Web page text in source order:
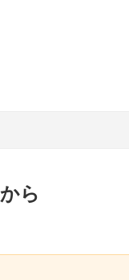
から